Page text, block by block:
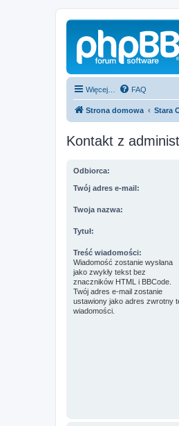
Więcej… FAQ
Strona domowa Stara
Kontakt z
Odbiorca:
Twój adres e-mail:
Twoja nazwa:
Tytuł:
Treść wiadomości:
Wiadomość zostanie wysłana
jako zwykły tekst bez
znaczników HTML i BBCode.
Twój adres e-mail zostanie
ustawiony jako adres zwrotny
wiadomości.